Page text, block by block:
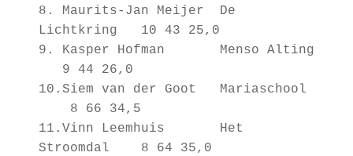
8. Maurits-Jan Meijer De
Lichtkring 10 43 25,0
9. Kasper Hofman Menso Alting
9 44 26,0
10.Siem van der Goot Mariaschool
8 66 34,5
11.Vinn Leemhuis Het
Stroomdal 8 64 35,0